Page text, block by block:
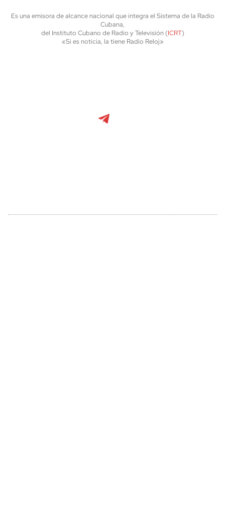
Es una emisora de alcance nacional que integra el Sistema de la Radio
Cubana,
del Instituto Cubano de Radio y Televisión (ICRT)
«Si es noticia, la tiene Radio Reloj»